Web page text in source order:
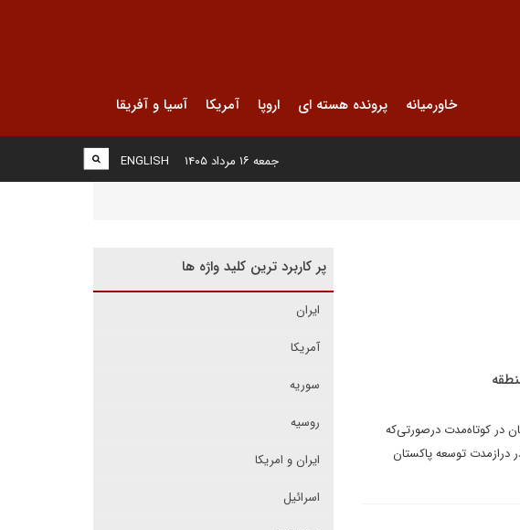
خاورمیانه پرونده هسته ای اروپا آمریکا آسیا و آفریقا
ENGLISH جمعه ۱۶ مرداد ۱۴۰۵
در کوتاه‌مدت درصورتی‌که
درازمدت توسعه پاکستان
پر کاربرد ترین کلید واژه ها
ایران
آمریکا
سوریه
روسیه
ایران و امریکا
اسرائیل